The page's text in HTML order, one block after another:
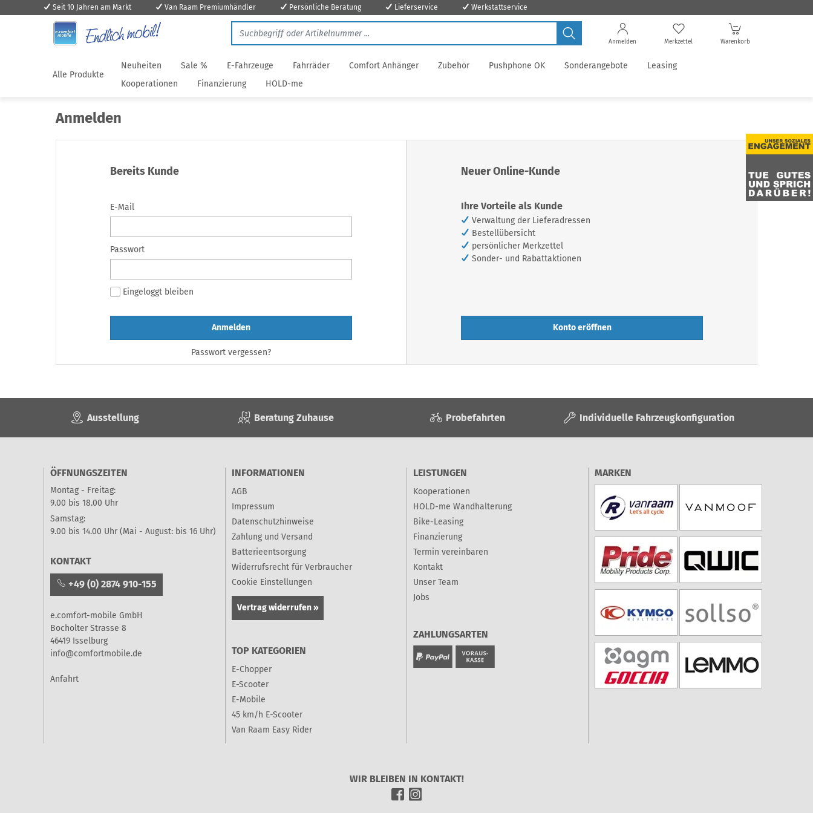
Seit 10 Jahren am Markt Van Raam Premiumhändler Persönliche Beratung Lieferservice Werkstattservice
Anmelden Merkzettel Warenkorb
Alle Produkte
Neuheiten Sale % E-Fahrzeuge Fahrräder Comfort Anhänger Zubehör Pushphone OK Sonderangebote
Leasing
Kooperationen
Finanzierung HOLD-me
Anmelden
Bereits Kunde
E-Mail
Passwort
Eingeloggt bleiben
Anmelden
Passwort vergessen?
Neuer Online-Kunde
Ihre Vorteile als Kunde
Verwaltung der Lieferadressen
Bestellübersicht
persönlicher Merkzettel
Sonder- und Rabattaktionen
Konto eröffnen
Ausstellung Beratung Zuhause Probefahrten Individuelle Fahrzeugkonfiguration
ÖFFNUNGSZEITEN
Montag - Freitag:
9.00 bis 18.00 Uhr
Samstag:
9.00 bis 14.00 Uhr (Mai - August: bis 16 Uhr)
KONTAKT
+49 (0) 2874 910-155
e.comfort-mobile GmbH
Bocholter Strasse 8
46419 Isselburg
info@comfortmobile.de
Anfahrt
INFORMATIONEN
AGB
Impressum
Datenschutzhinweise
Zahlung und Versand
Batterieentsorgung
Widerrufsrecht für Verbraucher
Cookie Einstellungen
Vertrag widerrufen »
TOP KATEGORIEN
E-Chopper
E-Scooter
E-Mobile
45 km/h E-Scooter
Van Raam Easy Rider
LEISTUNGEN
Kooperationen
HOLD-me Wandhalterung
Bike-Leasing
Finanzierung
Termin vereinbaren
Kontakt
Unser Team
Jobs
ZAHLUNGSARTEN
MARKEN
WIR BLEIBEN IN KONTAKT!